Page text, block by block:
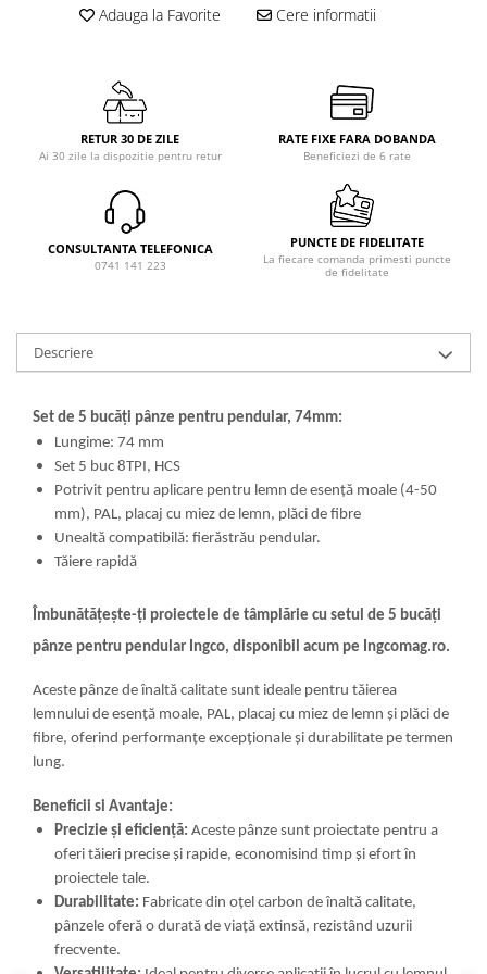
Adauga la Favorite Cere informatii
RETUR 30 DE ZILE
Ai 30 zile la dispozitie pentru retur
RATE FIXE FARA DOBANDA
Beneficiezi de 6 rate
CONSULTANTA TELEFONICA
0741 141 223
PUNCTE DE FIDELITATE
La fiecare comanda primesti puncte
de fidelitate
Descriere
Set de 5 bucăți pânze pentru pendular, 74mm:
Lungime: 74 mm
Set 5 buc 8TPI, HCS
Potrivit pentru aplicare pentru lemn de esență moale (4-50
mm), PAL, placaj cu miez de lemn, plăci de fibre
Unealtă compatibilă: fierăstrău pendular.
Tăiere rapidă
Îmbunătățește-ți proiectele de tâmplărie cu setul de 5 bucăți
pânze pentru pendular Ingco, disponibil acum pe Ingcomag.ro.
Aceste pânze de înaltă calitate sunt ideale pentru tăierea
lemnului de esență moale, PAL, placaj cu miez de lemn și plăci de
fibre, oferind performanțe excepționale și durabilitate pe termen
lung.
Beneficii si Avantaje:
Precizie și eficiență: Aceste pânze sunt proiectate pentru a
oferi tăieri precise și rapide, economisind timp și efort în
proiectele tale.
Durabilitate: Fabricate din oțel carbon de înaltă calitate,
pânzele oferă o durată de viață extinsă, rezistând uzurii
frecvente.